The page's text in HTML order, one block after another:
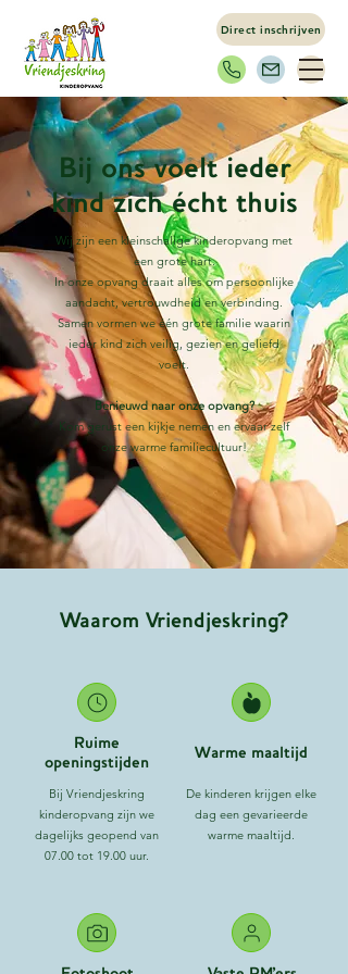
Direct inschrijven
Bij ons voelt ieder
kind zich écht thuis
Wij zijn een kleinschalige kinderopvang met
een grote hart.
In onze opvang draait alles om persoonlijke
aandacht, vertrouwdheid en verbinding.
Samen vormen we één grote familie waarin
ieder kind zich veilig, gezien en geliefd
voelt.
Benieuwd naar onze opvang?
Kom gerust een kijkje nemen en ervaar zelf
onze warme familiecultuur!
Waarom Vriendjeskring?
Ruime
openingstijden
Bij Vriendjeskring
kinderopvang zijn we
dagelijks geopend van
07.00 tot 19.00 uur.
Warme maaltijd
De kinderen krijgen elke
dag een gevarieerde
warme maaltijd.